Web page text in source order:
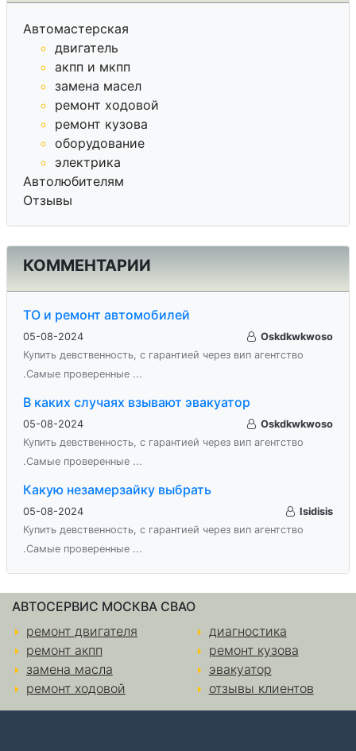
Автомастерская
двигатель
акпп и мкпп
замена масел
ремонт ходовой
ремонт кузова
оборудование
электрика
Автолюбителям
Отзывы
КОММЕНТАРИИ
ТО и ремонт автомобилей
05-08-2024
Oskdkwkwoso
Купить девственность, с гарантией через вип агентство
.Самые проверенные ...
В каких случаях взывают эвакуатор
05-08-2024
Oskdkwkwoso
Купить девственность, с гарантией через вип агентство
.Самые проверенные ...
Какую незамерзайку выбрать
05-08-2024
Isidisis
Купить девственность, с гарантией через вип агентство
.Самые проверенные ...
АВТОСЕРВИС МОСКВА СВАО
ремонт двигателя
ремонт акпп
замена масла
ремонт ходовой
диагностика
ремонт кузова
эвакуатор
отзывы клиентов